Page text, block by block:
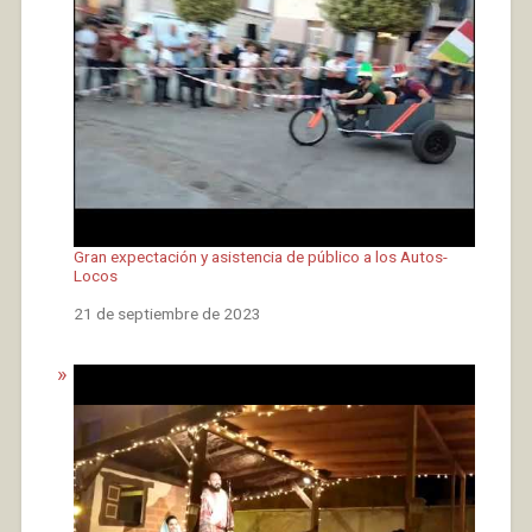
Gran expectación y asistencia de público a los Autos-
Locos
Fecha
21 de septiembre de 2023